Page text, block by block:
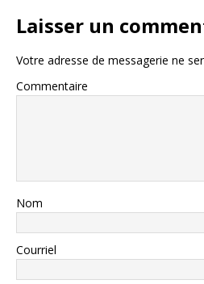
Laisser un
Votre adresse de messagerie ne
Commentaire
Nom
Courriel